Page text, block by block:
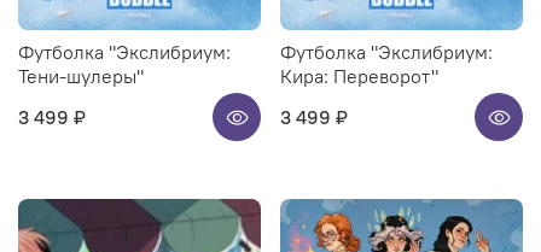
Футболка "Экслибриум:
Тени-шулеры"
3 499 ₽
Футболка "Экслибриум:
Кира: Переворот"
3 499 ₽